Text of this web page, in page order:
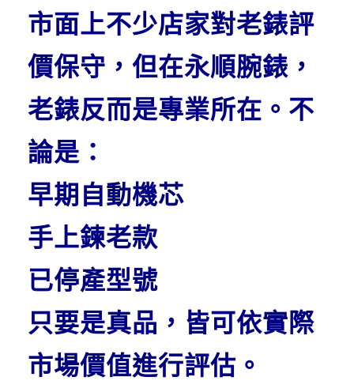
市面上不少店家對老錶評
價保守， 但在永順腕錶，
老錶反而是專業所在。 不
論是：
早期自動機芯
手上鍊老款
已停產型號
只要是真品，皆可依實際
市場價值進行評估。